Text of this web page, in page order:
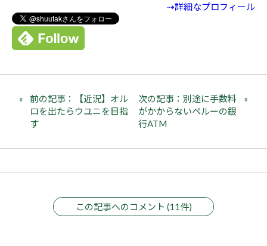
⇢詳細なプロフィール
前の記事：【近況】オル
ロを出たらウユニを目指
す
次の記事：別途に手数料
がかからないペルーの銀
行ATM
この記事へのコメント (11件)